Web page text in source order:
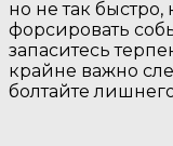
но не так
форсировать
запаситесь
крайне важно
болтайте